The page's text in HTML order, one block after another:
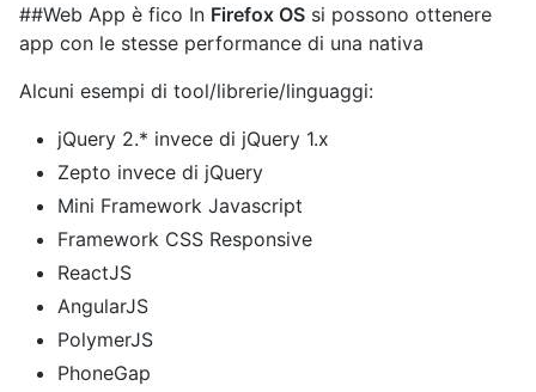
##Web App è fico In Firefox OS si possono ottenere
app con le stesse performance di una nativa
Alcuni esempi di tool/librerie/linguaggi:
jQuery 2.* invece di jQuery 1.x
Zepto invece di jQuery
Mini Framework Javascript
Framework CSS Responsive
ReactJS
AngularJS
PolymerJS
PhoneGap